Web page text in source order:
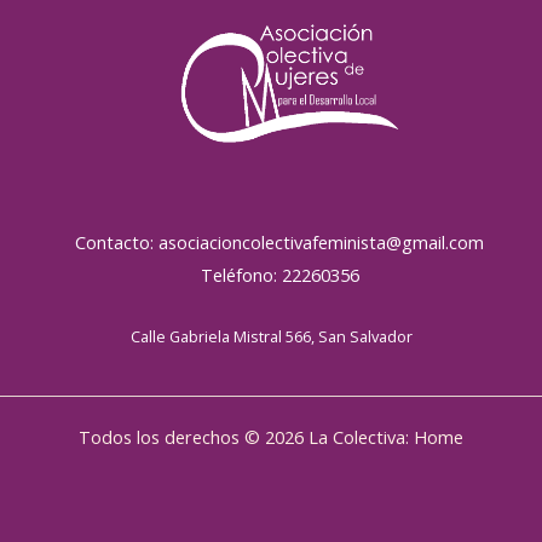
Contacto: asociacioncolectivafeminista@gmail.com
Teléfono: 22260356
Calle Gabriela Mistral 566, San Salvador
Todos los derechos © 2026 La Colectiva: Home